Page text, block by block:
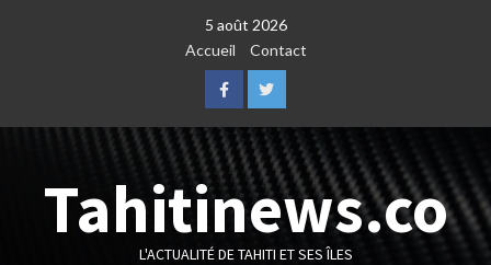
5 août 2026
Accueil
Contact
FacebookTwitter
Tahitinews.co
L'ACTUALITÉ DE TAHITI ET SES ÎLES